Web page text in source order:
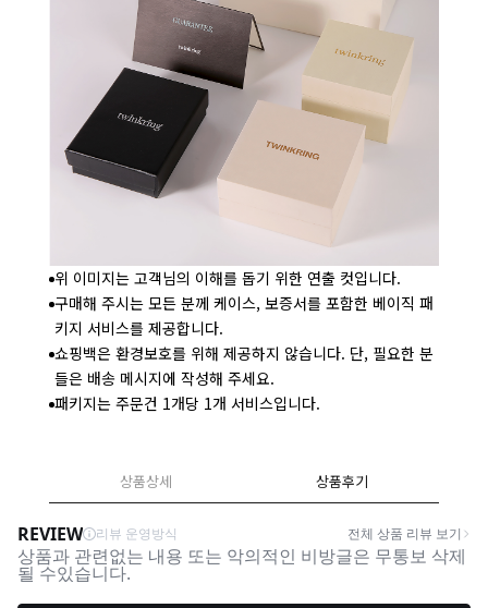
위 이미지는 고객님의 이해를 돕기 위한 연출 컷입니다.
구매해 주시는 모든 분께 케이스, 보증서를 포함한 베이직 패
키지 서비스를 제공합니다.
쇼핑백은 환경보호를 위해 제공하지 않습니다. 단, 필요한 분
들은 배송 메시지에 작성해 주세요.
패키지는 주문건 1개당 1개 서비스입니다.
상품상세 상품후기